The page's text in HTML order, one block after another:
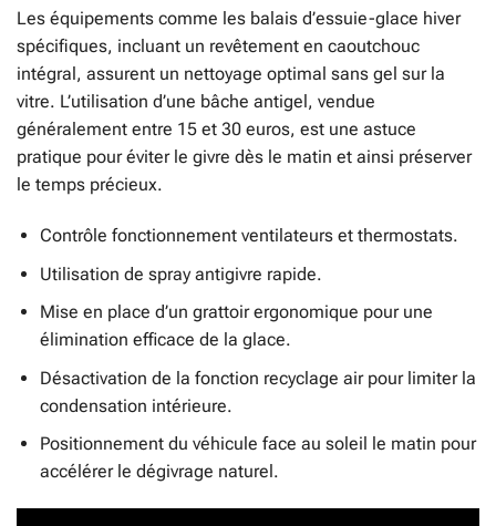
Les équipements comme les balais d’essuie-glace hiver
spécifiques, incluant un revêtement en caoutchouc
intégral, assurent un nettoyage optimal sans gel sur la
vitre. L’utilisation d’une bâche antigel, vendue
généralement entre 15 et 30 euros, est une astuce
pratique pour éviter le givre dès le matin et ainsi préserver
le temps précieux.
Contrôle fonctionnement ventilateurs et thermostats.
Utilisation de spray antigivre rapide.
Mise en place d’un grattoir ergonomique pour une
élimination efficace de la glace.
Désactivation de la fonction recyclage air pour limiter la
condensation intérieure.
Positionnement du véhicule face au soleil le matin pour
accélérer le dégivrage naturel.